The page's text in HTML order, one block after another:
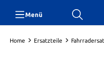
Menü
Home Ersatzteile